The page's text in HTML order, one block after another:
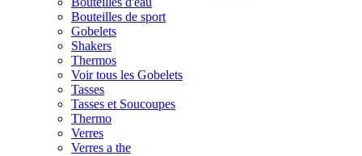
Bouteilles de sport
Gobelets
Shakers
Thermos
Voir tous les Gobelets
Tasses
Tasses et Soucoupes
Thermo
Verres
Verres a the